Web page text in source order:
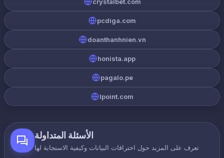
pcdiga.com
doanthanhnien.vn
honista.app
pagalo.pe
lpoint.com
الأسئلة المتداولة
تعرف على المزيد حول اختراقات البيانات وكيفية الاستجابة لها